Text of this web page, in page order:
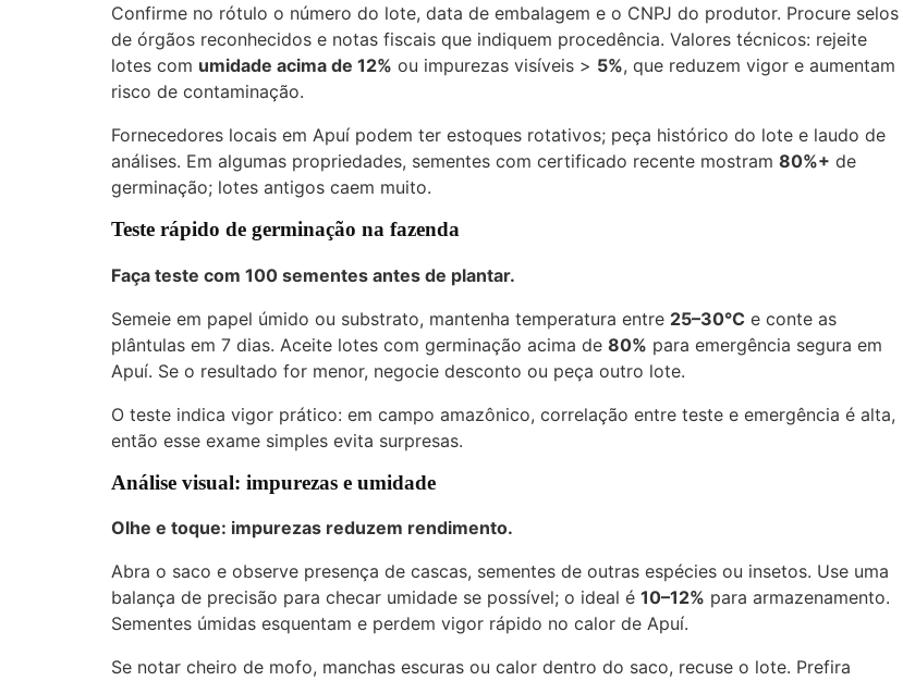
Confirme no rótulo o número do lote, data de embalagem e o CNPJ do produtor. Procure selos
de órgãos reconhecidos e notas fiscais que indiquem procedência. Valores técnicos: rejeite
lotes com umidade acima de 12% ou impurezas visíveis > 5%, que reduzem vigor e aumentam
risco de contaminação.
Fornecedores locais em Apuí podem ter estoques rotativos; peça histórico do lote e laudo de
análises. Em algumas propriedades, sementes com certificado recente mostram 80%+ de
germinação; lotes antigos caem muito.
Teste rápido de germinação na fazenda
Faça teste com 100 sementes antes de plantar.
Semeie em papel úmido ou substrato, mantenha temperatura entre 25–30°C e conte as
plântulas em 7 dias. Aceite lotes com germinação acima de 80% para emergência segura em
Apuí. Se o resultado for menor, negocie desconto ou peça outro lote.
O teste indica vigor prático: em campo amazônico, correlação entre teste e emergência é alta,
então esse exame simples evita surpresas.
Análise visual: impurezas e umidade
Olhe e toque: impurezas reduzem rendimento.
Abra o saco e observe presença de cascas, sementes de outras espécies ou insetos. Use uma
balança de precisão para checar umidade se possível; o ideal é 10–12% para armazenamento.
Sementes úmidas esquentam e perdem vigor rápido no calor de Apuí.
Se notar cheiro de mofo, manchas escuras ou calor dentro do saco, recuse o lote. Prefira